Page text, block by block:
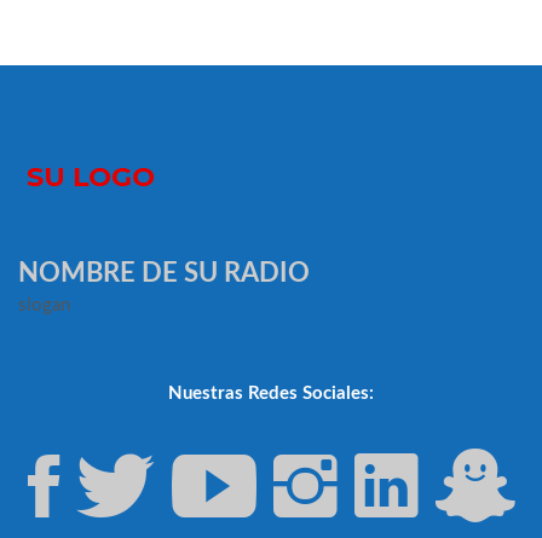
NOMBRE DE SU RADIO
slogan
Nuestras Redes Sociales: